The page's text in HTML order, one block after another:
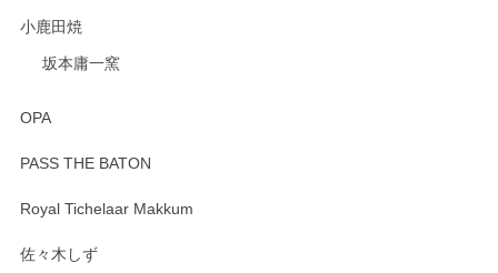
小鹿田焼
坂本庸一窯
OPA
PASS THE BATON
Royal Tichelaar Makkum
佐々木しず